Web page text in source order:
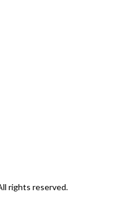
rights reserved.